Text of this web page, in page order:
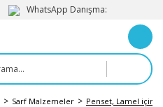
WhatsApp Danışma:
Sarf Malzemeler Penset, Lamel için,